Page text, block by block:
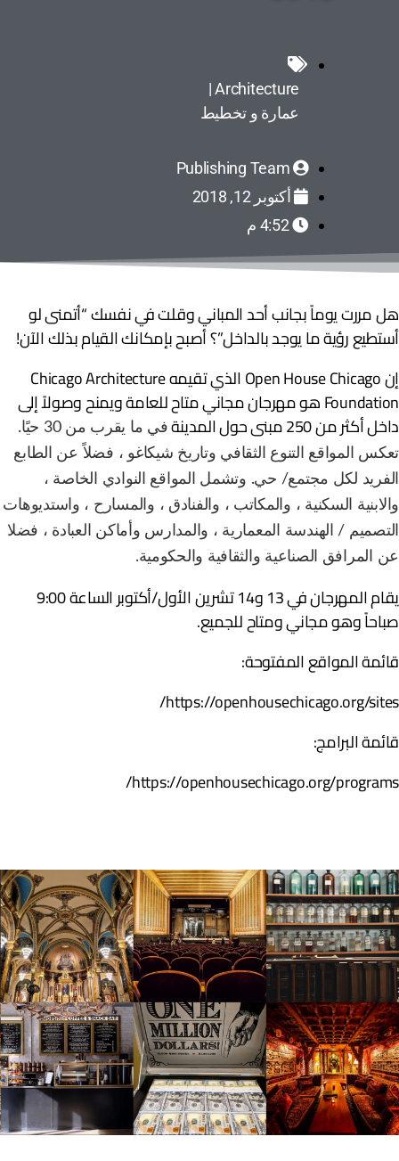
Architecture |
عمارة و تخطيط
Publishing Team
أكتوبر 12, 2018
4:52 م
مررت يوماً بجانب أحد المباني وقلت في نفسك “أتمنى لو
رؤية ما يوجد بالداخل”؟ أصبح بإمكانك القيام بذلك الآن!
إن Open House Chicago الذي تقيمه Chicago Architecture
Foundation هو مهرجان مجاني متاح للعامة ويمنح وصولاً إلى
أكثر من 250 مبنى حول المدينة
في ما يقرب من 30 حيًا.
المواقع التنوع الثقافي وتاريخ شيكاغو ، فضلاً عن الطابع
لكل مجتمع/ حي. وتشمل المواقع النوادي الخاصة ،
السكنية ، والمكاتب ، والفنادق ، والمسارح ، واستديوهات
/ الهندسة المعمارية ، والمدارس وأماكن العبادة ، فضلا
المرافق الصناعية والثقافية والحكومية.
يقام المهرجان في 13 و14 تشرين الأول/أكتوبر الساعة 9:00
وهو مجاني ومتاح للجميع.
المواقع المفتوحة:
https://openhousechicago.org/
البرامج:
https://openhousechicago.org/